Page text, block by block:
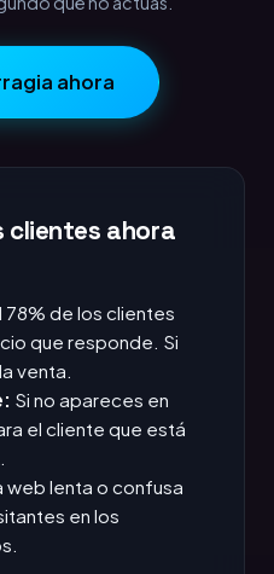
ahora
clientes ahora
78% de los clientes
que responde. Si
venta.
Si no apareces en
el cliente que está
web lenta o confusa
en los